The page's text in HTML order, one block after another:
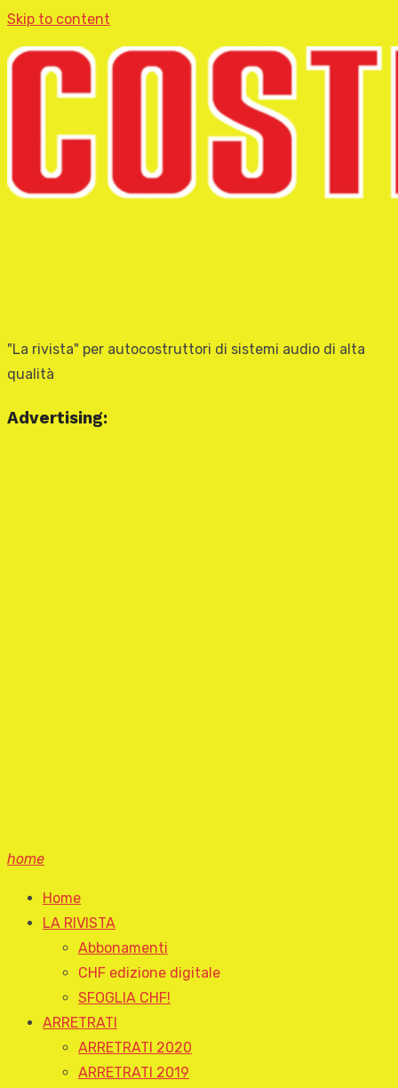
Skip to content
"La rivista" per autocostruttori di sistemi audio di alta
qualità
Advertising:
home
Home
LA RIVISTA
Abbonamenti
CHF edizione digitale
SFOGLIA CHF!
ARRETRATI
ARRETRATI 2020
ARRETRATI 2019